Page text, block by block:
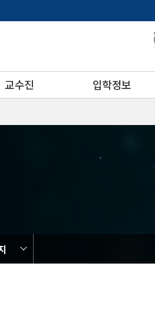
교수진 입학정보